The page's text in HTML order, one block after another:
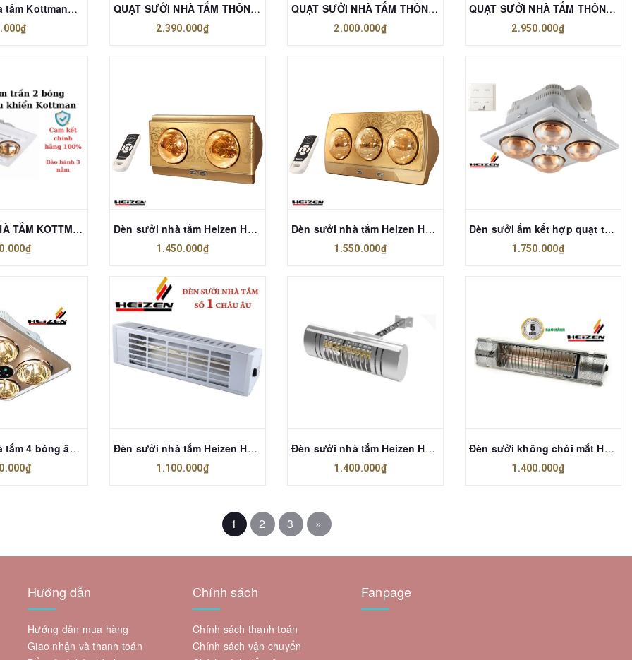
Đèn sưởi nhà tắm Kottmann K3B-H 3 bóng QUẠT SƯỞI NHÀ TẮM THÔNG MINH CREEN CR-SMH636 PLUS
2.390.000₫
QUẠT SƯỞI NHÀ TẮM THÔNG MINH CREEN CR-SMH635
2.000.000₫
QUẠT SƯỞI NHÀ TẮM THÔNG MINH CREEN CR-SMH688
2.950.000₫
ĐÈN SƯỞI NHÀ TẮM KOTTMAN K9S Đèn sưởi nhà tắm Heizen HE-2BR
1.450.000₫
Đèn sưởi nhà tắm Heizen HE-3BR
1.550.000₫
Đèn sưởi ấm kết hợp quạt thông gió âm trần Heizen HE4BR (Điều khiển từ xa)
1.750.000₫
Đèn sưởi nhà tắm 4 bóng âm trần Heizen HE9 Đèn sưởi nhà tắm Heizen HE-IT610
1.100.000₫
Đèn sưởi nhà tắm Heizen HE-IT36 không chói mắt- Bảo hành chính hãng
1.400.000₫
Đèn sưởi không chói mắt Heizen 500W HE-IT5- HÀNG CHÍNH HÃNG
1.400.000₫
1 2 3 »
Hướng dẫn
Hướng dẫn mua hàng
Giao nhận và thanh toán
Chính sách
Chính sách thanh toán
Chính sách vận chuyển
Fanpage